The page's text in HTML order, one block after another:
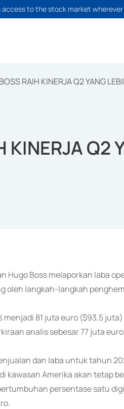
to the stock market wherever
RAIH KINERJA Q2 YANG
KINERJA Q2
Hugo Boss melaporkan laba
oleh langkah-langkah
menjadi 81 juta euro ($93,5
analis sebesar 77 juta
dan laba untuk tahun
kawasan Amerika akan tetap
persentase satu